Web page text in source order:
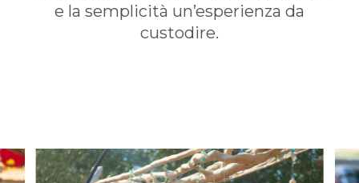
e la semplicità un’esperienza da
custodire.